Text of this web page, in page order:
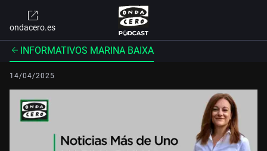
ondacero.es
INFORMATIVOS MARINA BAIXA
14/04/2025